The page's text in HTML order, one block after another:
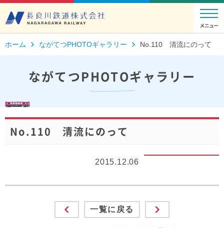
ホーム ながてつPHOTOギャラリー No.110 清流にのって
ながてつPHOTOギャラリー
No.110 清流にのって
2015.12.06
一覧に戻る